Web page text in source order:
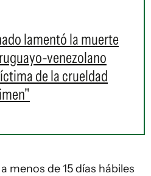
lamentó la muerte
venezolano
de la crueldad
menos de 15 días hábiles